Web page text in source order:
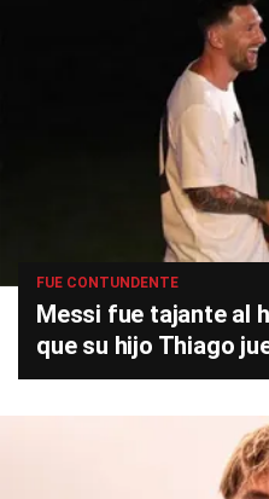
FUE CONTUNDENTE
Messi fue tajante al
que su hijo Thiago